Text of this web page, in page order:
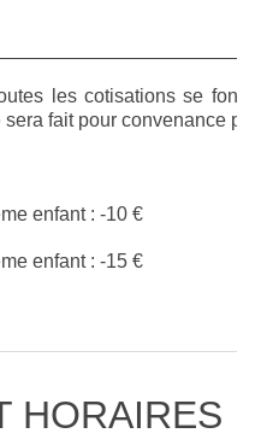
les cotisations se font
sera fait pour convenance
enfant : -10 €
enfant : -15 €
HORAIRES